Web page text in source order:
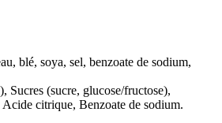
blé, soya, sel, benzoate de sodium,
Sucres (sucre, glucose/fructose),
citrique, Benzoate de sodium.